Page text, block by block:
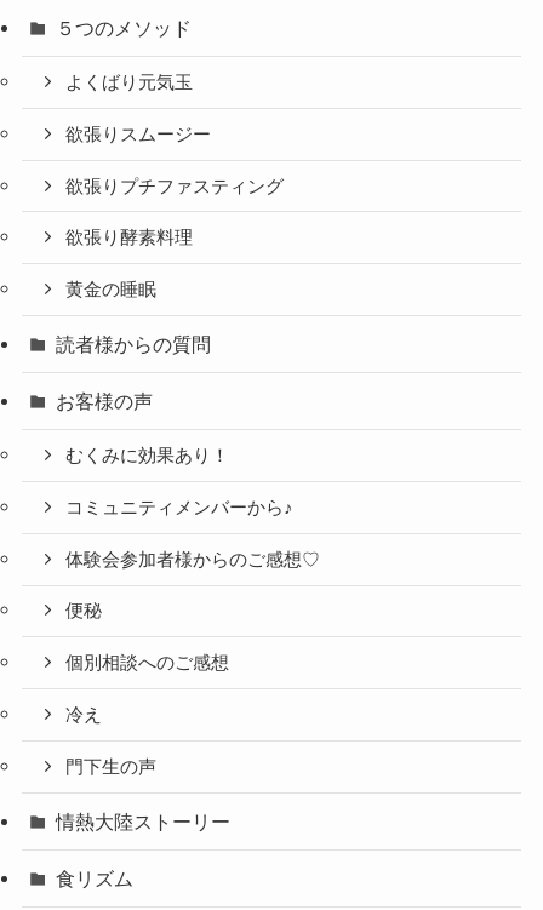
５つのメソッド
よくばり元気玉
欲張りスムージー
欲張りプチファスティング
欲張り酵素料理
黄金の睡眠
読者様からの質問
お客様の声
むくみに効果あり！
コミュニティメンバーから♪
体験会参加者様からのご感想♡
便秘
個別相談へのご感想
冷え
門下生の声
情熱大陸ストーリー
食リズム